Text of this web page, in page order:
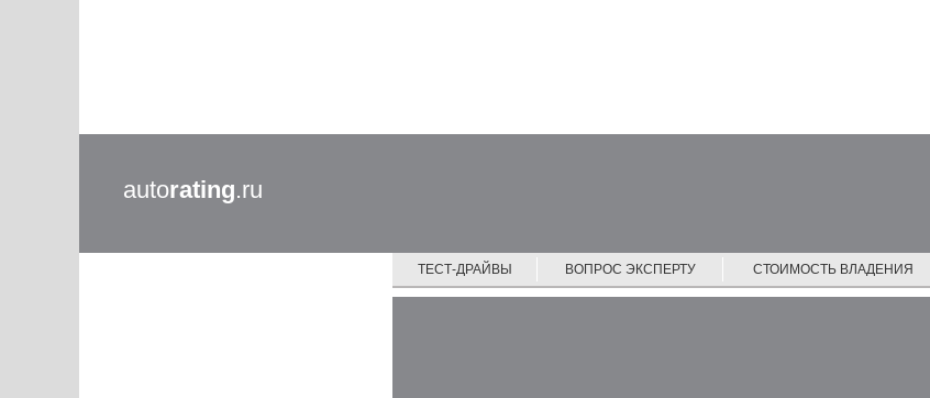
autorating.ru
ТЕСТ-ДРАЙВЫ ВОПРОС ЭКСПЕРТУ СТОИМОСТЬ ВЛАДЕНИЯ